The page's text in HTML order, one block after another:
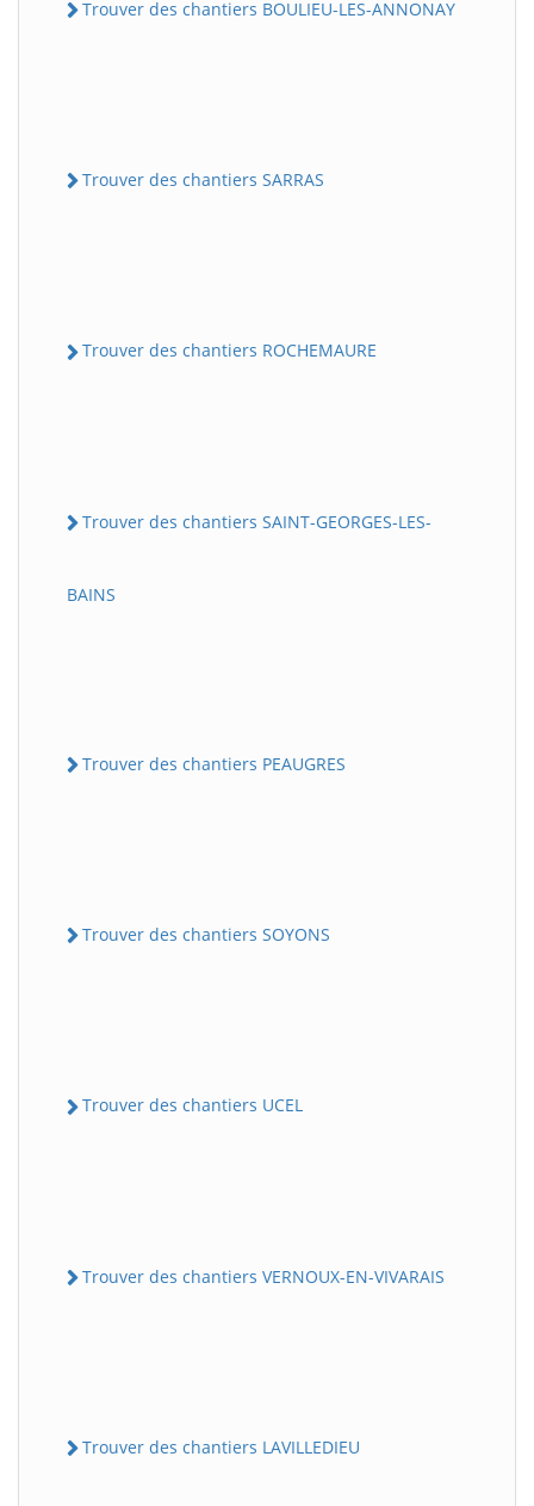
Trouver des chantiers BOULIEU-LES-ANNONAY
Trouver des chantiers SARRAS
Trouver des chantiers ROCHEMAURE
Trouver des chantiers SAINT-GEORGES-LES-
BAINS
Trouver des chantiers PEAUGRES
Trouver des chantiers SOYONS
Trouver des chantiers UCEL
Trouver des chantiers VERNOUX-EN-VIVARAIS
Trouver des chantiers LAVILLEDIEU